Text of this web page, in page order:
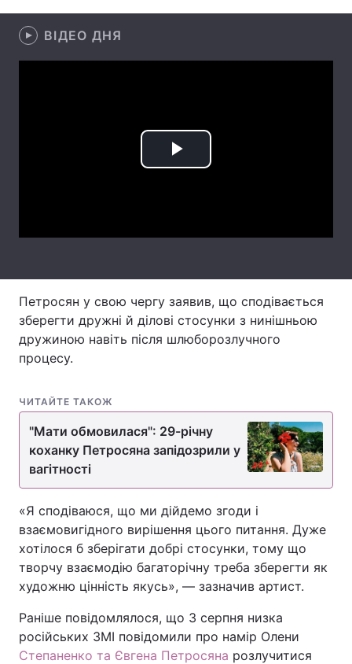
Здоров'я Туризм
Цікавинки
Статті
Архів Вакансії
Послуги
Тема оформлення
ВІДЕО ДНЯ
Play
Петросян у свою чергу заявив, що сподівається
зберегти дружні й ділові стосунки з нинішньою
дружиною навіть після шлюборозлучного
процесу.
ЧИТАЙТЕ ТАКОЖ
"Мати обмовилася": 29-річну
коханку Петросяна запідозрили у
вагітності
«Я сподіваюся, що ми дійдемо згоди і
взаємовигідного вирішення цього питання. Дуже
хотілося б зберігати добрі стосунки, тому що
творчу взаємодію багаторічну треба зберегти як
художню цінність якусь», — зазначив артист.
Раніше повідомлялося, що 3 серпня низка
російських ЗМІ повідомили про намір Олени
Степаненко та Євгена Петросяна розлучитися